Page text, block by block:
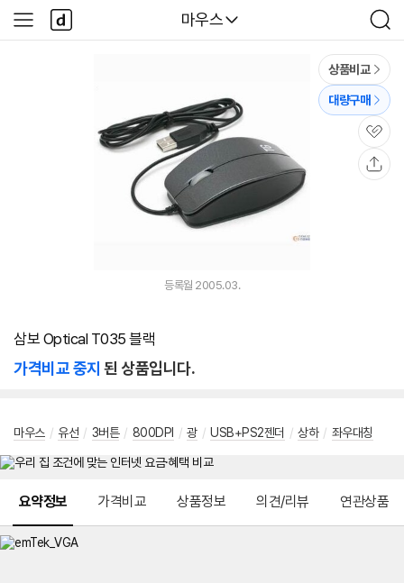
다나와
마우스
검
색
사
이
다
나
와
상품비교
대량구매
관
심
등록월 2005.03.
삼보 Optical T035 블랙
가격비교 중지 된 상품입니다.
마우스 / 유선 / 3버튼 / 800DPI / 광 / USB+PS2젠더 / 상하 / 좌우대칭
요약정보 가격비교 상품정보 의견/리뷰 연관상품